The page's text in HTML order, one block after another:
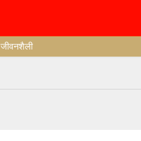
जीवनशैली